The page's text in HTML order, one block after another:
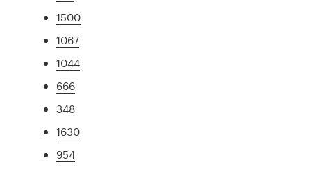
1500
1067
1044
666
348
1630
954